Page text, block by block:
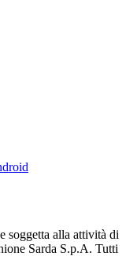
soggetta alla attività di
Sarda S.p.A. Tutti